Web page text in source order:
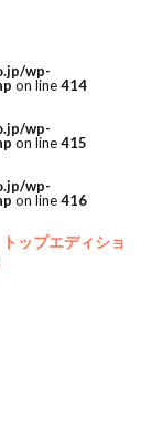
wp-
on line414
wp-
on line415
wp-
on line416
ップエディショ